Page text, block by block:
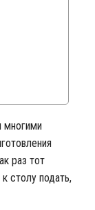
многими
раз тот
столу подать,